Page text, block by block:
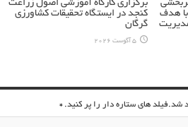
با هدف
برگزاری کارگاه آموزشی اصول زراعت
کنجد در ایستگاه تحقیقات کشاورزی
گرگان
5 آگوست 2026
های ستاره دار را پر کنید.*